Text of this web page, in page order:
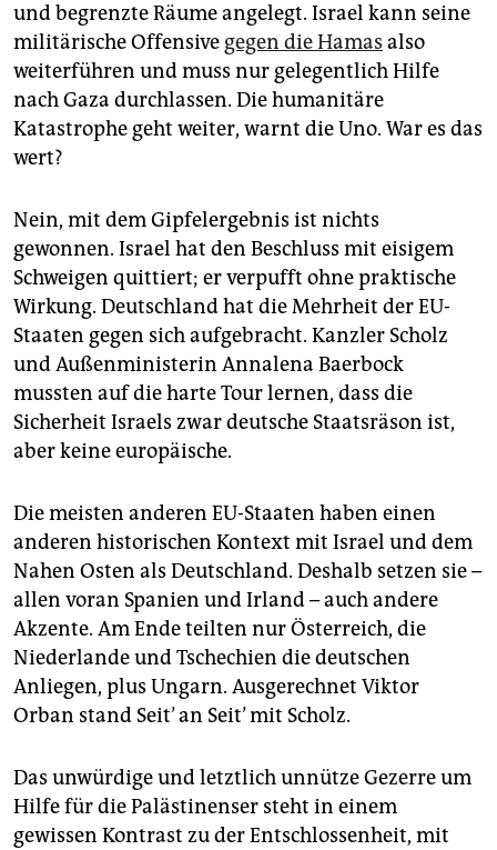
und begrenzte Räume angelegt. Israel kann seine
militärische Offensive gegen die Hamas also
weiterführen und muss nur gelegentlich Hilfe
nach Gaza durchlassen. Die humanitäre
Katastrophe geht weiter, warnt die Uno. War es das
wert?
Nein, mit dem Gipfelergebnis ist nichts
gewonnen. Israel hat den Beschluss mit eisigem
Schweigen quittiert; er verpufft ohne praktische
Wirkung. Deutschland hat die Mehrheit der EU-
Staaten gegen sich aufgebracht. Kanzler Scholz
und Außenministerin Annalena Baerbock
mussten auf die harte Tour lernen, dass die
Sicherheit Israels zwar deutsche Staatsräson ist,
aber keine europäische.
Die meisten anderen EU-Staaten haben einen
anderen historischen Kontext mit Israel und dem
Nahen Osten als Deutschland. Deshalb setzen sie –
allen voran Spanien und Irland – auch andere
Akzente. Am Ende teilten nur Österreich, die
Niederlande und Tschechien die deutschen
Anliegen, plus Ungarn. Ausgerechnet Viktor
Orban stand Seit’ an Seit’ mit Scholz.
Das unwürdige und letztlich unnütze Gezerre um
Hilfe für die Palästinenser steht in einem
gewissen Kontrast zu der Entschlossenheit, mit